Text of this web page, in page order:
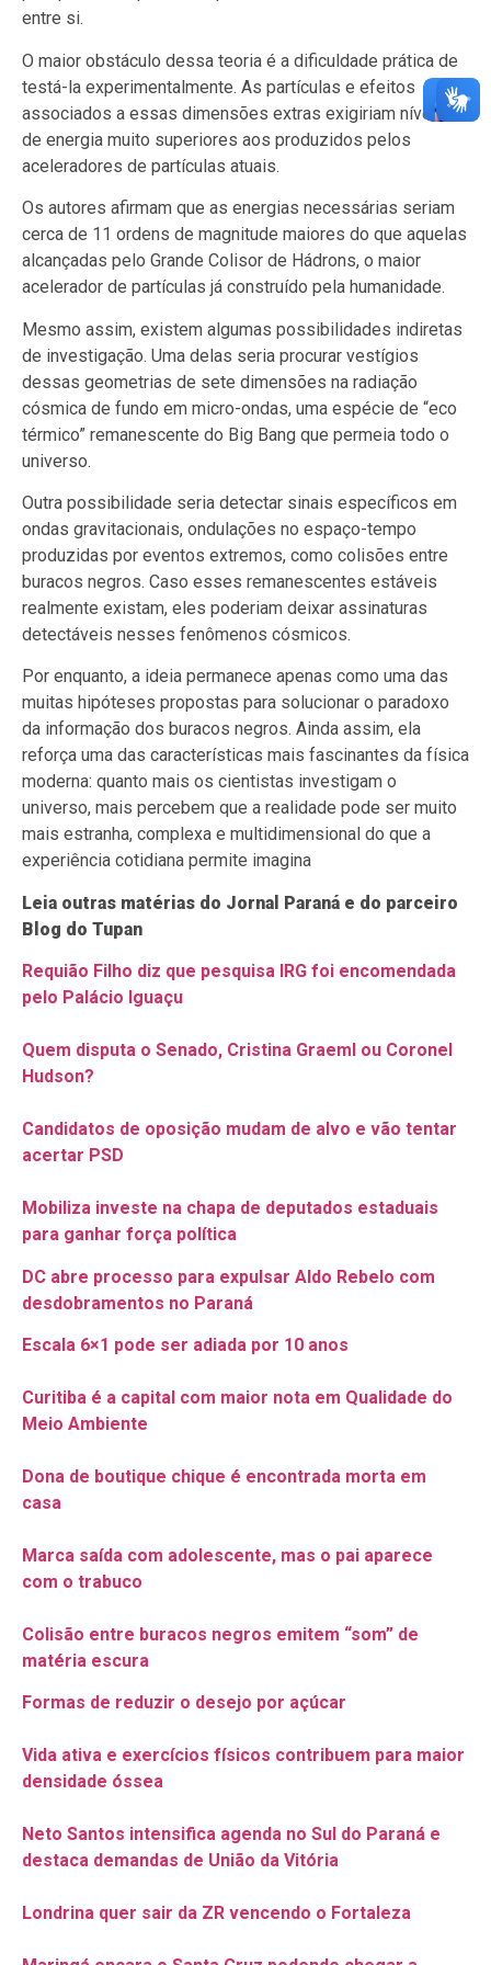
entre si.
O maior obstáculo dessa teoria é a dificuldade prática de
testá-la experimentalmente. As partículas e efeitos
associados a essas dimensões extras exigiriam níveis
de energia muito superiores aos produzidos pelos
aceleradores de partículas atuais.
Os autores afirmam que as energias necessárias seriam
cerca de 11 ordens de magnitude maiores do que aquelas
alcançadas pelo Grande Colisor de Hádrons, o maior
acelerador de partículas já construído pela humanidade.
Mesmo assim, existem algumas possibilidades indiretas
de investigação. Uma delas seria procurar vestígios
dessas geometrias de sete dimensões na radiação
cósmica de fundo em micro-ondas, uma espécie de “eco
térmico” remanescente do Big Bang que permeia todo o
universo.
Outra possibilidade seria detectar sinais específicos em
ondas gravitacionais, ondulações no espaço-tempo
produzidas por eventos extremos, como colisões entre
buracos negros. Caso esses remanescentes estáveis
realmente existam, eles poderiam deixar assinaturas
detectáveis nesses fenômenos cósmicos.
Por enquanto, a ideia permanece apenas como uma das
muitas hipóteses propostas para solucionar o paradoxo
da informação dos buracos negros. Ainda assim, ela
reforça uma das características mais fascinantes da física
moderna: quanto mais os cientistas investigam o
universo, mais percebem que a realidade pode ser muito
mais estranha, complexa e multidimensional do que a
experiência cotidiana permite imagina
Leia outras matérias do Jornal Paraná e do parceiro
Blog do Tupan
Requião Filho diz que pesquisa IRG foi encomendada
pelo Palácio Iguaçu
Quem disputa o Senado, Cristina Graeml ou Coronel
Hudson?
Candidatos de oposição mudam de alvo e vão tentar
acertar PSD
Mobiliza investe na chapa de deputados estaduais
para ganhar força política
DC abre processo para expulsar Aldo Rebelo com
desdobramentos no Paraná
Escala 6×1 pode ser adiada por 10 anos
Curitiba é a capital com maior nota em Qualidade do
Meio Ambiente
Dona de boutique chique é encontrada morta em
casa
Marca saída com adolescente, mas o pai aparece
com o trabuco
Colisão entre buracos negros emitem “som” de
matéria escura
Formas de reduzir o desejo por açúcar
Vida ativa e exercícios físicos contribuem para maior
densidade óssea
Neto Santos intensifica agenda no Sul do Paraná e
destaca demandas de União da Vitória
Londrina quer sair da ZR vencendo o Fortaleza